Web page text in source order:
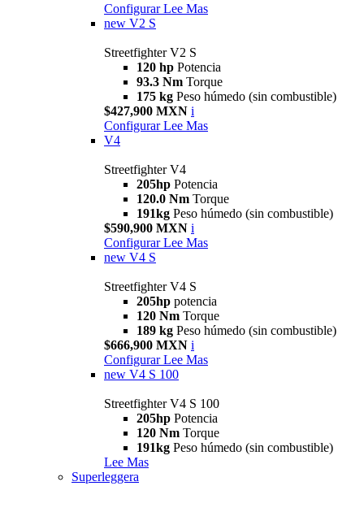
Configurar Lee Mas
new V2 S
Streetfighter V2 S
120 hp Potencia
93.3 Nm Torque
175 kg Peso húmedo (sin combustible)
$427,900 MXN i
Configurar Lee Mas
V4
Streetfighter V4
205hp Potencia
120.0 Nm Torque
191kg Peso húmedo (sin combustible)
$590,900 MXN i
Configurar Lee Mas
new V4 S
Streetfighter V4 S
205hp potencia
120 Nm Torque
189 kg Peso húmedo (sin combustible)
$666,900 MXN i
Configurar Lee Mas
new V4 S 100
Streetfighter V4 S 100
205hp Potencia
120 Nm Torque
191kg Peso húmedo (sin combustible)
Lee Mas
Superleggera